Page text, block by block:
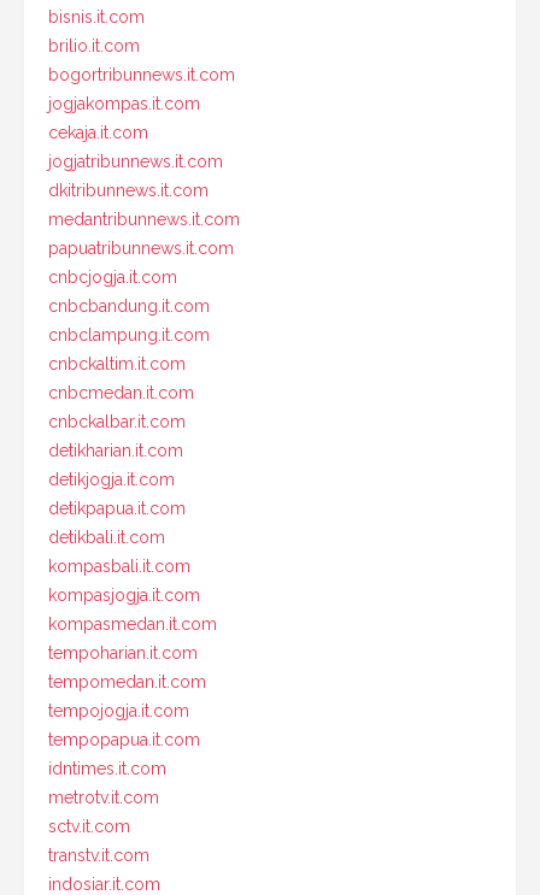
bisnis.it.com
brilio.it.com
bogortribunnews.it.com
jogjakompas.it.com
cekaja.it.com
jogjatribunnews.it.com
dkitribunnews.it.com
medantribunnews.it.com
papuatribunnews.it.com
cnbcjogja.it.com
cnbcbandung.it.com
cnbclampung.it.com
cnbckaltim.it.com
cnbcmedan.it.com
cnbckalbar.it.com
detikharian.it.com
detikjogja.it.com
detikpapua.it.com
detikbali.it.com
kompasbali.it.com
kompasjogja.it.com
kompasmedan.it.com
tempoharian.it.com
tempomedan.it.com
tempojogja.it.com
tempopapua.it.com
idntimes.it.com
metrotv.it.com
sctv.it.com
transtv.it.com
indosiar.it.com